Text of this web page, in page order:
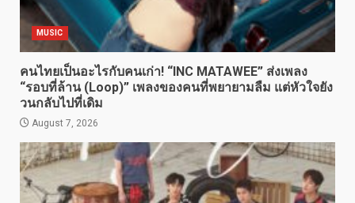
MUSIC
คนไทยเป็นอะไรกับคนเก่า! “INC MATAWEE” ส่งเพลง
“รอบที่ล้าน (Loop)” เพลงของคนที่พยายามลืม แต่หัวใจยัง
วนกลับไปที่เดิม
August 7, 2026